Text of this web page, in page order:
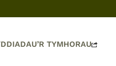
TYMHORAU